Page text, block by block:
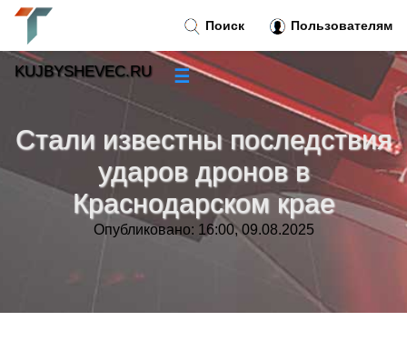
Стали известны последствия
ударов дронов в
Краснодарском крае
Опубликовано: 16:00, 09.08.2025
Поиск Пользователям
KUJBYSHEVEC.RU ☰
Новости»
Тренды новостей»
Рубрики»
Контакт»